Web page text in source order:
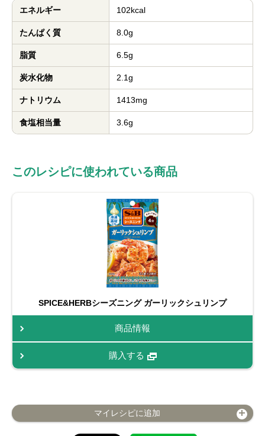
エネルギー 102kcal
たんぱく質 8.0g
脂質 6.5g
炭水化物 2.1g
ナトリウム 1413mg
食塩相当量 3.6g
このレシピに使われている商品
SPICE&HERBシーズニング ガーリックシュリンプ
商品情報
購入する
マイレシピに追加